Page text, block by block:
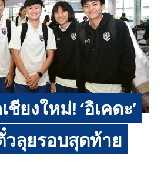
ยงใหม่! ‘อิเคดะ’
วลุยรอบสุดท้าย